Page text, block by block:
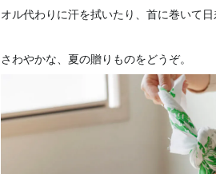
オル代わりに汗を拭いたり、首に巻いて日
さわやかな、夏の贈りものをどうぞ。